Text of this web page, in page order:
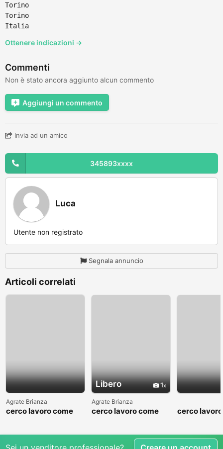
Torino
Torino
Italia
Ottenere indicazioni →
Commenti
Non è stato ancora aggiunto alcun commento
Aggiungi un commento
Invia ad un amico
345893xxxx
Luca
Utente non registrato
Segnala annuncio
Articoli correlati
Agrate Brianza
cerco lavoro come
Libero 1
Agrate Brianza
cerco lavoro come
cerco